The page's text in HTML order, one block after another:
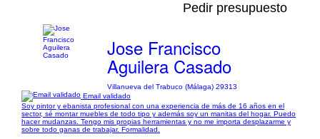
Pedir presupuesto
Jose Francisco
Aguilera Casado
Villanueva del Trabuco (Málaga) 29313
Email validado
Soy pintor y ebanista profesional con una experiencia de más de 16 años en el
sector, sé montar muebles de todo tipo y además soy un manitas del hogar. Puedo
hacer mudanzas. Tengo mis propias herramientas y no me importa desplazarme y
sobre todo ganas de trabajar. Formalidad.